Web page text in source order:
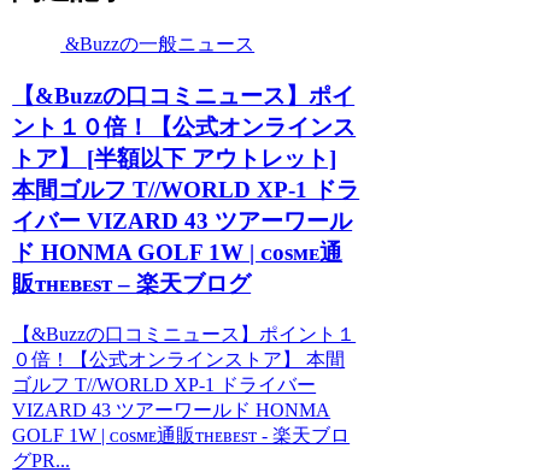
&Buzzの一般ニュース
【&Buzzの口コミニュース】ポイ
ント１０倍！【公式オンラインス
トア】 [半額以下 アウトレット]
本間ゴルフ T//WORLD XP-1 ドラ
イバー VIZARD 43 ツアーワール
ド HONMA GOLF 1W | ᴄᴏsᴍᴇ通
販ᴛʜᴇʙᴇsᴛ – 楽天ブログ
【&Buzzの口コミニュース】ポイント１
０倍！【公式オンラインストア】 本間
ゴルフ T//WORLD XP-1 ドライバー
VIZARD 43 ツアーワールド HONMA
GOLF 1W | ᴄᴏsᴍᴇ通販ᴛʜᴇʙᴇsᴛ - 楽天ブロ
グPR...